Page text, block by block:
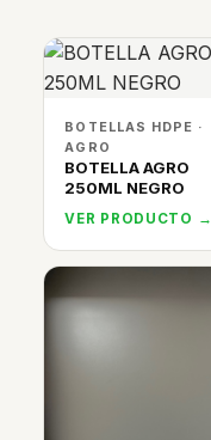
BOTELLAS HDPE ·
AGRO
BOTELLA AGRO
250ML NEGRO
VER PRODUCTO →